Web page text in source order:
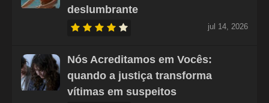
deslumbrante
jul 14, 2026
Nós Acreditamos em Vocês:
quando a justiça transforma
vítimas em suspeitos